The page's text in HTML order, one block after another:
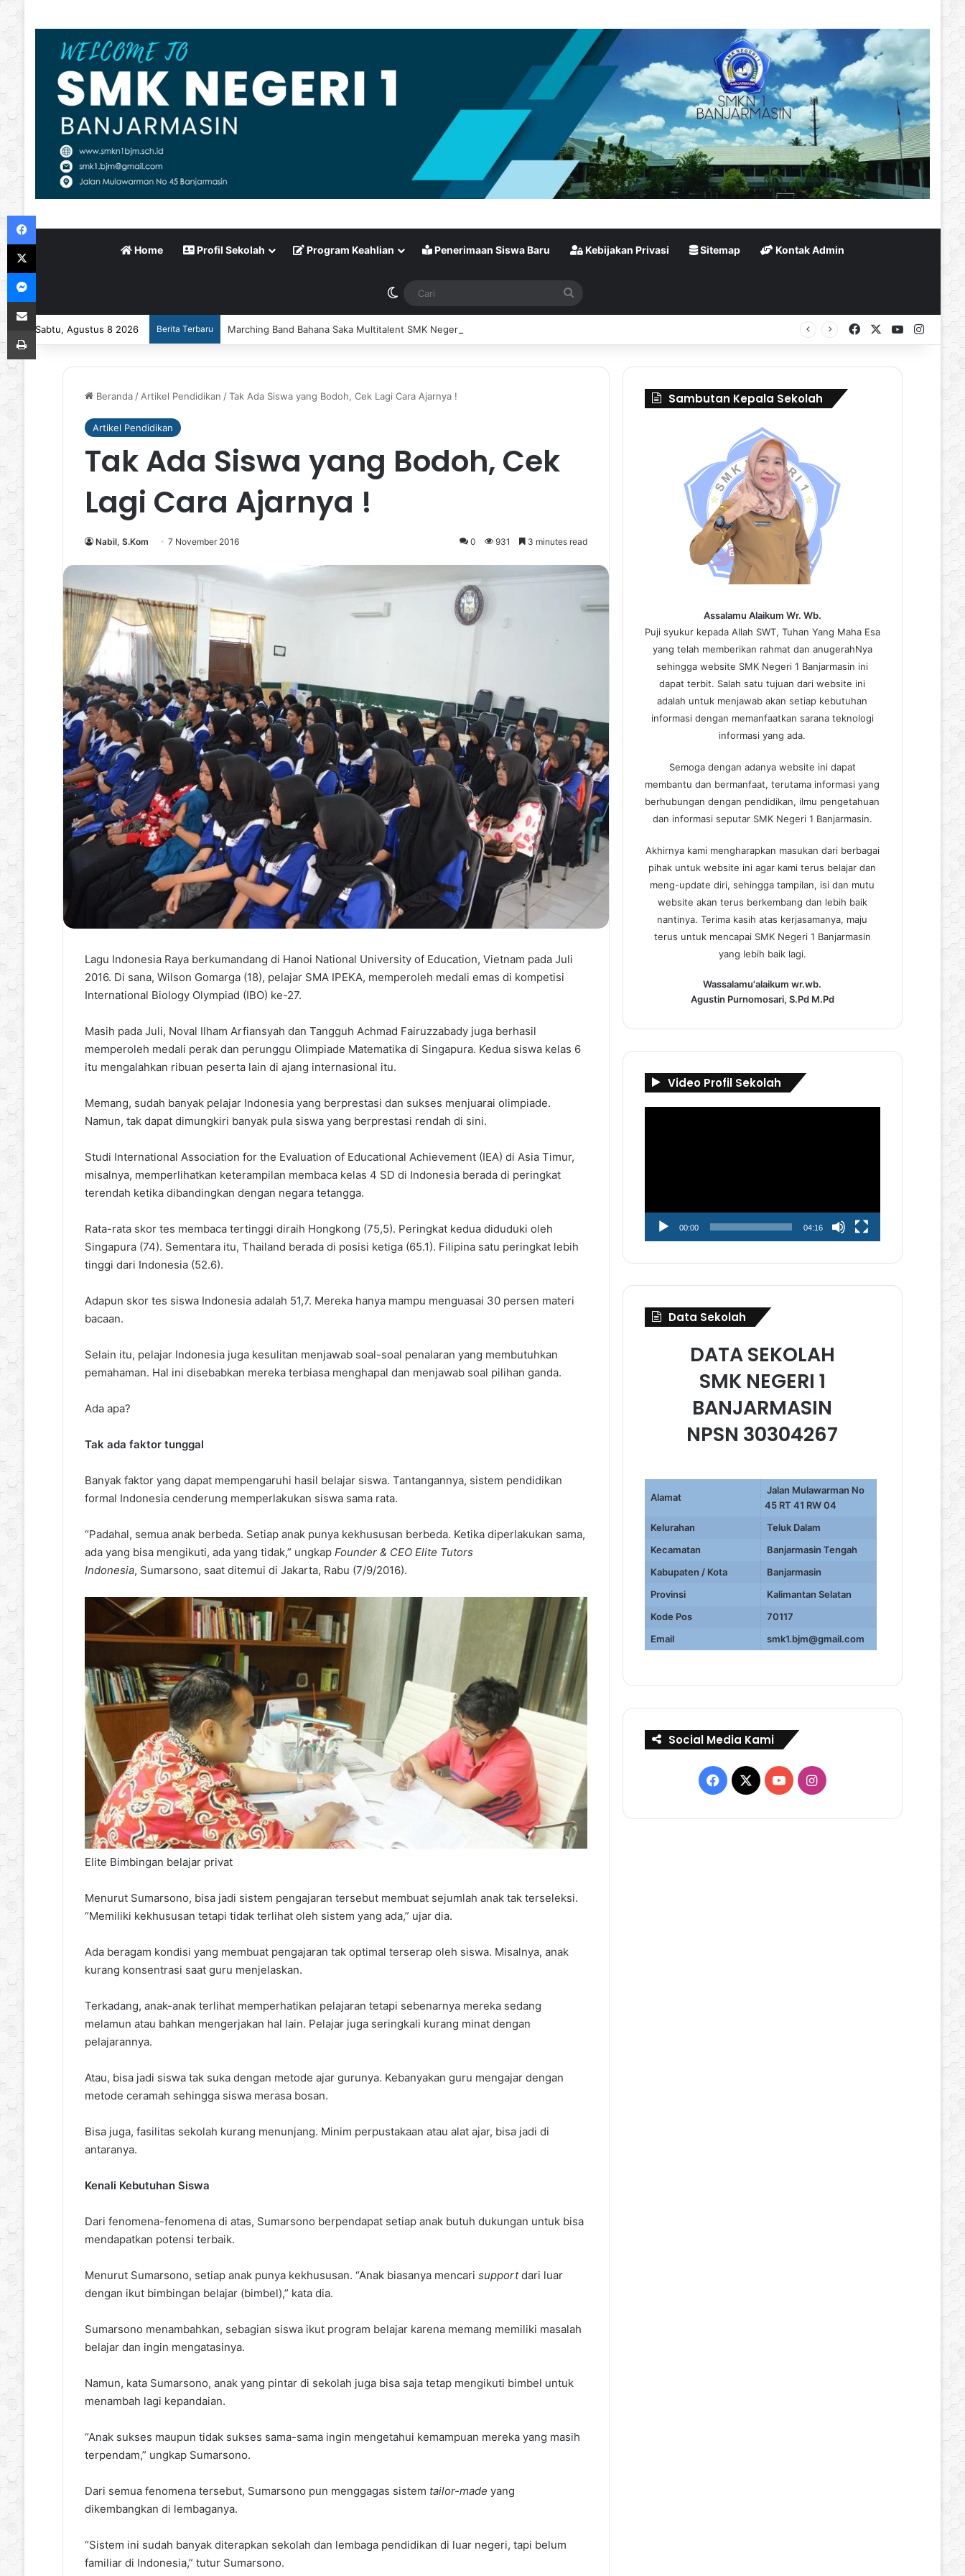
Home Profil Sekolah Program Keahlian Penerimaan Siswa Baru Kebijakan Privasi Sitemap Kontak Admin
Switch skin Cari
Sabtu, Agustus 8 2026 Berita Terbaru Marching Band Bahana Saka Multitalent SMK Negeri 1 Banjarmasin Borong Prestasi di Festival Borneo Marching Day 2026 FacebookYouTube
Beranda / Artikel Pendidikan /Tak Ada Siswa yang Bodoh, Cek Lagi Cara Ajarnya !
Artikel Pendidikan
Tak Ada Siswa yang Bodoh, Cek
Lagi Cara Ajarnya !
Nabil, S.Kom 7 November 2016 0 931 3 minutes read
Lagu Indonesia Raya berkumandang di Hanoi National University of Education, Vietnam pada Juli
2016. Di sana, Wilson Gomarga (18), pelajar SMA IPEKA, memperoleh medali emas di kompetisi
International Biology Olympiad (IBO) ke-27.
Masih pada Juli, Noval Ilham Arfiansyah dan Tangguh Achmad Fairuzzabady juga berhasil
memperoleh medali perak dan perunggu Olimpiade Matematika di Singapura. Kedua siswa kelas 6
itu mengalahkan ribuan peserta lain di ajang internasional itu.
Memang, sudah banyak pelajar Indonesia yang berprestasi dan sukses menjuarai olimpiade.
Namun, tak dapat dimungkiri banyak pula siswa yang berprestasi rendah di sini.
Studi International Association for the Evaluation of Educational Achievement (IEA) di Asia Timur,
misalnya, memperlihatkan keterampilan membaca kelas 4 SD di Indonesia berada di peringkat
terendah ketika dibandingkan dengan negara tetangga.
Rata-rata skor tes membaca tertinggi diraih Hongkong (75,5). Peringkat kedua diduduki oleh
Singapura (74). Sementara itu, Thailand berada di posisi ketiga (65.1). Filipina satu peringkat lebih
tinggi dari Indonesia (52.6).
Adapun skor tes siswa Indonesia adalah 51,7. Mereka hanya mampu menguasai 30 persen materi
bacaan.
Selain itu, pelajar Indonesia juga kesulitan menjawab soal-soal penalaran yang membutuhkan
pemahaman. Hal ini disebabkan mereka terbiasa menghapal dan menjawab soal pilihan ganda.
Ada apa?
Tak ada faktor tunggal
Banyak faktor yang dapat mempengaruhi hasil belajar siswa. Tantangannya, sistem pendidikan
formal Indonesia cenderung memperlakukan siswa sama rata.
“Padahal, semua anak berbeda. Setiap anak punya kekhususan berbeda. Ketika diperlakukan sama,
ada yang bisa mengikuti, ada yang tidak,” ungkap Founder & CEO Elite Tutors
Indonesia, Sumarsono, saat ditemui di Jakarta, Rabu (7/9/2016).
Elite Bimbingan belajar privat
Menurut Sumarsono, bisa jadi sistem pengajaran tersebut membuat sejumlah anak tak terseleksi.
“Memiliki kekhususan tetapi tidak terlihat oleh sistem yang ada,” ujar dia.
Ada beragam kondisi yang membuat pengajaran tak optimal terserap oleh siswa. Misalnya, anak
kurang konsentrasi saat guru menjelaskan.
Terkadang, anak-anak terlihat memperhatikan pelajaran tetapi sebenarnya mereka sedang
melamun atau bahkan mengerjakan hal lain. Pelajar juga seringkali kurang minat dengan
pelajarannya.
Atau, bisa jadi siswa tak suka dengan metode ajar gurunya. Kebanyakan guru mengajar dengan
metode ceramah sehingga siswa merasa bosan.
Bisa juga, fasilitas sekolah kurang menunjang. Minim perpustakaan atau alat ajar, bisa jadi di
antaranya.
Kenali Kebutuhan Siswa
Dari fenomena-fenomena di atas, Sumarsono berpendapat setiap anak butuh dukungan untuk bisa
mendapatkan potensi terbaik.
Menurut Sumarsono, setiap anak punya kekhususan. “Anak biasanya mencari supportdari luar
dengan ikut bimbingan belajar (bimbel),” kata dia.
Sumarsono menambahkan, sebagian siswa ikut program belajar karena memang memiliki masalah
belajar dan ingin mengatasinya.
Namun, kata Sumarsono, anak yang pintar di sekolah juga bisa saja tetap mengikuti bimbel untuk
menambah lagi kepandaian.
“Anak sukses maupun tidak sukses sama-sama ingin mengetahui kemampuan mereka yang masih
terpendam,” ungkap Sumarsono.
Dari semua fenomena tersebut, Sumarsono pun menggagas sistem tailor-made yang
dikembangkan di lembaganya.
“Sistem ini sudah banyak diterapkan sekolah dan lembaga pendidikan di luar negeri, tapi belum
familiar di Indonesia,” tutur Sumarsono.
Sambutan Kepala Sekolah
Assalamu Alaikum Wr. Wb.
Puji syukur kepada Allah SWT, Tuhan Yang Maha Esa
yang telah memberikan rahmat dan anugerahNya
sehingga website SMK Negeri 1 Banjarmasin ini
dapat terbit. Salah satu tujuan dari website ini
adalah untuk menjawab akan setiap kebutuhan
informasi dengan memanfaatkan sarana teknologi
informasi yang ada.
Semoga dengan adanya website ini dapat
membantu dan bermanfaat, terutama informasi yang
berhubungan dengan pendidikan, ilmu pengetahuan
dan informasi seputar SMK Negeri 1 Banjarmasin.
Akhirnya kami mengharapkan masukan dari berbagai
pihak untuk website ini agar kami terus belajar dan
meng-update diri, sehingga tampilan, isi dan mutu
website akan terus berkembang dan lebih baik
nantinya. Terima kasih atas kerjasamanya, maju
terus untuk mencapai SMK Negeri 1 Banjarmasin
yang lebih baik lagi.
Wassalamu'alaikum wr.wb.
Agustin Purnomosari, S.Pd M.Pd
Video Profil Sekolah
00:00 04:16
Data Sekolah
DATA SEKOLAH
SMK NEGERI 1
BANJARMASIN
NPSN 30304267
Alamat
Jalan Mulawarman No
45 RT 41 RW 04
Kelurahan
Teluk Dalam
Kecamatan
Banjarmasin Tengah
Kabupaten / Kota
Banjarmasin
Provinsi
Kalimantan Selatan
Kode Pos
70117
Email
smk1.bjm@gmail.com
Social Media Kami
Facebook
X YouTubeInstagram
Facebook
X
Messenger
Bagikan via Email
Print